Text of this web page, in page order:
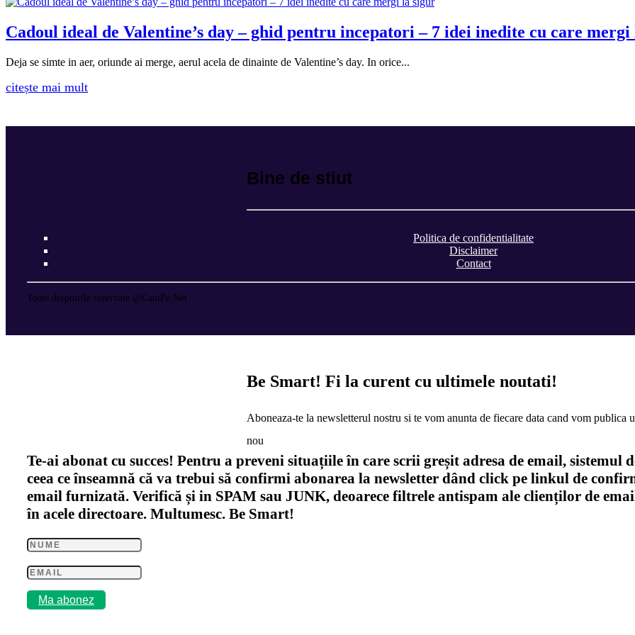
Cadoul ideal de Valentine’s day – ghid pentru incepatori – 7 idei inedite cu care
Deja se simte in aer, oriunde ai merge, aerul acela de dinainte de Valentine’s day. In orice...
citește mai mult
Bine de stiut
Politica de confidentialitate
Disclaimer
Contact
Toate drepturile rezervate @CautPe.Net
Be Smart! Fi la curent cu ultimele noutati!
Aboneaza-te la newsletterul nostru si te vom anunta de fiecare data cand vom publica
nou
Te-ai abonat cu succes! Pentru a preveni situațiile în care scrii greșit adresa de email, sistemul
ceea ce înseamnă că va trebui să confirmi abonarea la newsletter dând click pe linkul de
email furnizată. Verifică și in SPAM sau JUNK, deoarece filtrele antispam ale clienților de
în acele directoare. Multumesc. Be Smart!
Ma abonez